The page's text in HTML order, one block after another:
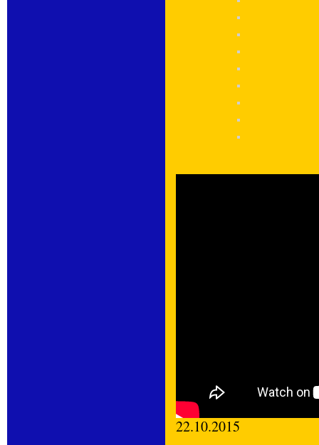
22.10.2015